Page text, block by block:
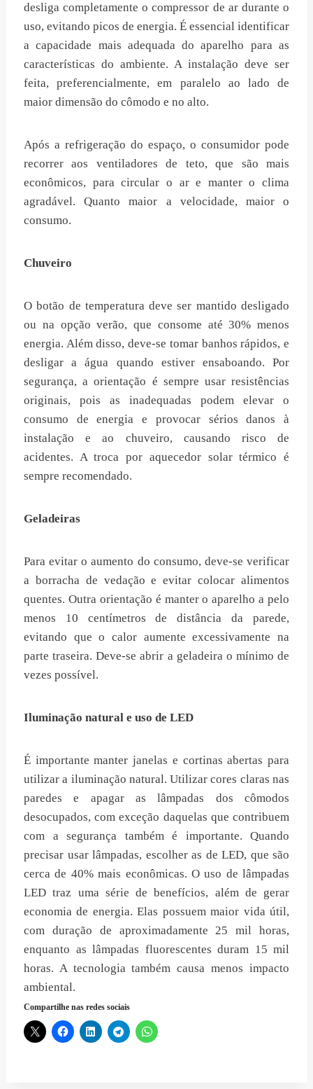
desliga completamente o compressor de ar durante o
uso, evitando picos de energia. É essencial identificar
a capacidade mais adequada do aparelho para as
características do ambiente. A instalação deve ser
feita, preferencialmente, em paralelo ao lado de
maior dimensão do cômodo e no alto.
Após a refrigeração do espaço, o consumidor pode
recorrer aos ventiladores de teto, que são mais
econômicos, para circular o ar e manter o clima
agradável. Quanto maior a velocidade, maior o
consumo.
Chuveiro
O botão de temperatura deve ser mantido desligado
ou na opção verão, que consome até 30% menos
energia. Além disso, deve-se tomar banhos rápidos, e
desligar a água quando estiver ensaboando. Por
segurança, a orientação é sempre usar resistências
originais, pois as inadequadas podem elevar o
consumo de energia e provocar sérios danos à
instalação e ao chuveiro, causando risco de
acidentes. A troca por aquecedor solar térmico é
sempre recomendado.
Geladeiras
Para evitar o aumento do consumo, deve-se verificar
a borracha de vedação e evitar colocar alimentos
quentes. Outra orientação é manter o aparelho a pelo
menos 10 centímetros de distância da parede,
evitando que o calor aumente excessivamente na
parte traseira. Deve-se abrir a geladeira o mínimo de
vezes possível.
Iluminação natural e uso de LED
É importante manter janelas e cortinas abertas para
utilizar a iluminação natural. Utilizar cores claras nas
paredes e apagar as lâmpadas dos cômodos
desocupados, com exceção daquelas que contribuem
com a segurança também é importante. Quando
precisar usar lâmpadas, escolher as de LED, que são
cerca de 40% mais econômicas. O uso de lâmpadas
LED traz uma série de benefícios, além de gerar
economia de energia. Elas possuem maior vida útil,
com duração de aproximadamente 25 mil horas,
enquanto as lâmpadas fluorescentes duram 15 mil
horas. A tecnologia também causa menos impacto
ambiental.
Compartilhe nas redes sociais